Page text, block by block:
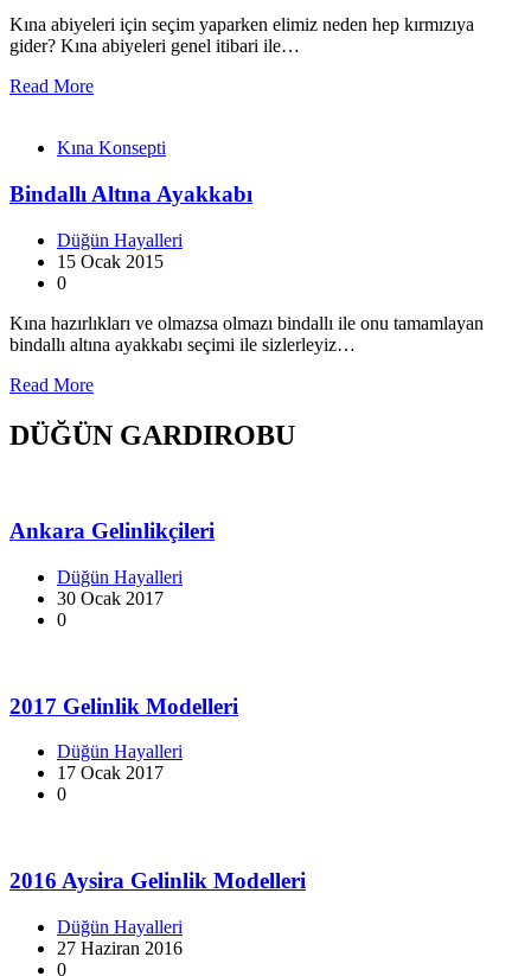
Kına abiyeleri için seçim yaparken elimiz neden hep kırmızıya
gider? Kına abiyeleri genel itibari ile…
Read More
Kına Konsepti
Bindallı Altına Ayakkabı
Düğün Hayalleri
15 Ocak 2015
0
Kına hazırlıkları ve olmazsa olmazı bindallı ile onu tamamlayan
bindallı altına ayakkabı seçimi ile sizlerleyiz…
Read More
DÜĞÜN GARDIROBU
Ankara Gelinlikçileri
Düğün Hayalleri
30 Ocak 2017
0
2017 Gelinlik Modelleri
Düğün Hayalleri
17 Ocak 2017
0
2016 Aysira Gelinlik Modelleri
Düğün Hayalleri
27 Haziran 2016
0